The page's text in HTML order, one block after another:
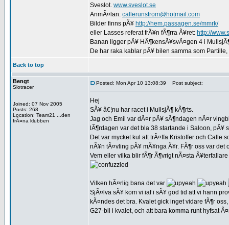
Sveslot. www.sveslot.se
AnmÃ¤lan: callerunstrom@hotmail.com
Bilder finns pÃ¥ http://hem.passagen.se/mmrk/
eller Lasses referat frÃ¥n fÃ¶rra Ã¥ret: http://
Banan ligger pÃ¥ HÃ¶kensÃ¥svÃ¤gen 4 i
De har raka kablar pÃ¥ bilen samma som
Back to top
Bengt
Slotracer
Joined: 07 Nov 2005
Posts: 268
Location: Team21 ...den
frÃ¤na klubben
Posted: Mon Apr 10 13:08:39 Post subject:
Hej
SÃ¥ â€¦nu har racet i MullsjÃ¶ kÃ¶rts.
Jag och Emil var dÃ¤r pÃ¥ sÃ¶ndagen nÃ¤r
lÃ¶rdagen var det bla 38 startande i Saloon, pÃ¥
Det var mycket kul att trÃ¤ffa Kristoffer och Calle
nÃ¥n tÃ¤vling pÃ¥ mÃ¥nga Ã¥r. FÃ¶r oss var
Vem eller vilka blir fÃ¶r Ã¶vrigt nÃ¤sta
Vilken hÃ¤rlig bana det var
SjÃ¤lva sÃ¥ kom vi iaf i sÃ¥ god tid att vi hann
kÃ¤ndes det bra. Kvalet gick inget vidare fÃ¶r
G27-bil i kvalet, och att bara komma runt hyfsat